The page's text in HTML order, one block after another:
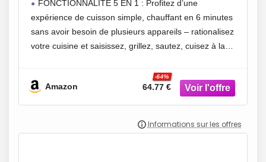
antiadhésives et interchangeables |
Empilables, rangement facile | Gris
minuit
FONCTIONNALITÉ 5 EN 1 : Profitez d’une
expérience de cuisson simple, chauffant en 6 minutes
sans avoir besoin de plusieurs appareils – rationalisez
votre cuisine et saisissez, grillez, sautez, cuisez à la
Amazon 64.77 €
-64%